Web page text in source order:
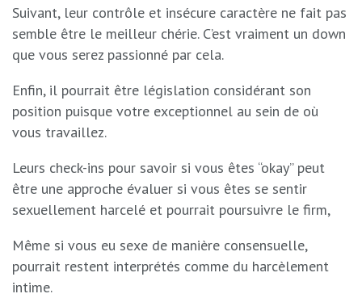
Suivant, leur contrôle et insécure caractère ne fait pas
semble être le meilleur chérie. C’est vraiment un down
que vous serez passionné par cela.
Enfin, il pourrait être législation considérant son
position puisque votre exceptionnel au sein de où
vous travaillez.
Leurs check-ins pour savoir si vous êtes “okay” peut
être une approche évaluer si vous êtes se sentir
sexuellement harcelé et pourrait poursuivre le firm,
Même si vous eu sexe de manière consensuelle,
pourrait restent interprétés comme du harcèlement
intime.